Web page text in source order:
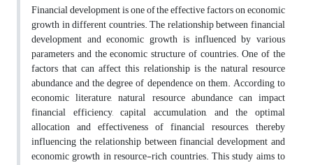
Financial development is one of the effective factors on economic
growth in different countries. The relationship between financial
development and economic growth is influenced by various
parameters and the economic structure of countries. One of the
factors that can affect this relationship is the natural resource
abundance and the degree of dependence on them. According to
economic literature, natural resource abundance can impact
financial efficiency, capital accumulation, and the optimal
allocation and effectiveness of financial resources, thereby
influencing the relationship between financial development and
economic growth in resource-rich countries. This study aims to